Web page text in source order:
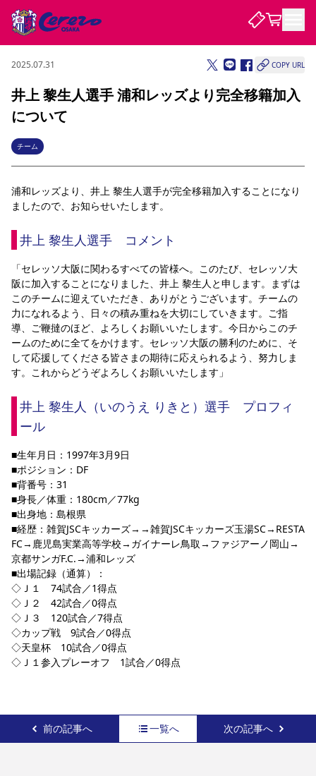
試合・チーム
試合について
試合日程 / 結果
チームについて
選手・スタッフ スケジュール メディア情報 アクセス
レディース
アカデミー
ハナサカプレーヤー 歴代所属選手
観戦する
チケット
チケット情報 販売スケジュール 価格・席種 購入方法
シーズンシート 法人シーズンシート
特定興行入場券 譲渡サービス リセールサービス
観戦ガイド
初めて観戦ガイド キッズ向けサービス グルメ マッチデープログラム
観戦マナー&ルール
ビジターサポーター観戦ガイド 公式アプリ
スタジアム
YANMAR HANASAKA STADIUM
DAZNで観戦
DAZNで観戦
アウェイツアー
アウェイツアー
よくある質問
よくある質問
クラブを知る
セレッソ大阪について
クラブ紹介 沿革 シーズン記録 求人情報
サポートする
パートナー企業募集中 セレッソ大阪VISAカード サポートスタッフ
セレッソアイデアちょうだいな
応援商店街
Lise（ライセンスビジネス）
サステナビリティ
サステナビリティポリシー SDGsのゴール インパクトレポート
活動レポート
SPORT POSITIVE LEAGUES 取り組み実績
スポーツクラブ
スポーツクラブ
関連団体/施設
長居公園 セレッソフットサルパーク
セレッソスポーツパーク舞洲
セレッソ大阪アカデミー 子供のサッカースクール
大人のサッカースクール
ファンクラブ
ファンクラブ
SAKURA SOCIO SAKURA POINT Program 招待券引換方法
まいセレチケット
会員規定 婚姻届・出生届・命名書
ニュース
すべて チーム グッズ チケット イベント ファンクラブ
ホームタウン
パートナー スポーツクラブ メディア 30周年
レディース
アカデミー
2025.07.31 COPY URL
井上 黎生人選手 浦和レッズより完全移籍加入
について
チーム
浦和レッズより、井上 黎生人選手が完全移籍加入することになり
ましたので、お知らせいたします。
井上 黎生人選手　コメント
「セレッソ大阪に関わるすべての皆様へ。このたび、セレッソ大
阪に加入することになりました、井上 黎生人と申します。まずは
このチームに迎えていただき、ありがとうございます。チームの
力になれるよう、日々の積み重ねを大切にしていきます。ご指
導、ご鞭撻のほど、よろしくお願いいたします。今日からこのチ
ームのために全てをかけます。セレッソ大阪の勝利のために、そ
して応援してくださる皆さまの期待に応えられるよう、努力しま
す。これからどうぞよろしくお願いいたします」
井上 黎生人（いのうえ りきと）選手　プロフィ
ール
■生年月日：1997年3月9日
■ポジション：DF
■背番号：31
■身長／体重：180cm／77kg
■出身地：島根県
■経歴：雑賀JSCキッカーズ→→雑賀JSCキッカーズ玉湯SC→RESTA
FC→鹿児島実業高等学校→ガイナーレ鳥取→ファジアーノ岡山→
京都サンガF.C.→浦和レッズ
■出場記録（通算）：
◇Ｊ１　74試合／1得点
◇Ｊ２　42試合／0得点
◇Ｊ３　120試合／7得点
◇カップ戦　9試合／0得点
◇天皇杯　10試合／0得点
◇Ｊ１参入プレーオフ　1試合／0得点
前の記事へ 一覧へ 次の記事へ